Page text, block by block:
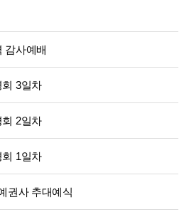
감사예배
3일차
2일차
1일차
권사 추대예식